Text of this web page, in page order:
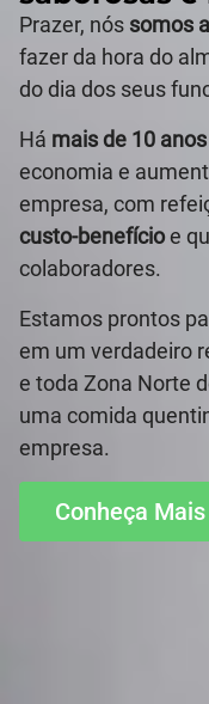
Prazer, nós somos
fazer da hora do
do dia dos seus
Há mais de 10
economia e
empresa, com
custo-benefícioe
colaboradores.
Estamos prontos
em um verdadeiro
e toda Zona Norte
uma comida
empresa.
Conheça